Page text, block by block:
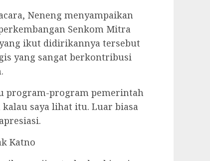
Neneng menyampaikan
Senkom Mitra
ikut didirikannya tersebut
yang sangat berkontribusi
program-program pemerintah
saya lihat itu. Luar biasa
Katno